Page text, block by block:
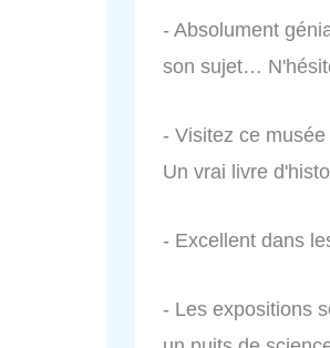
- Absolument
son sujet…
- Visitez ce
Un vrai livre
- Excellent dans
- Les expositions